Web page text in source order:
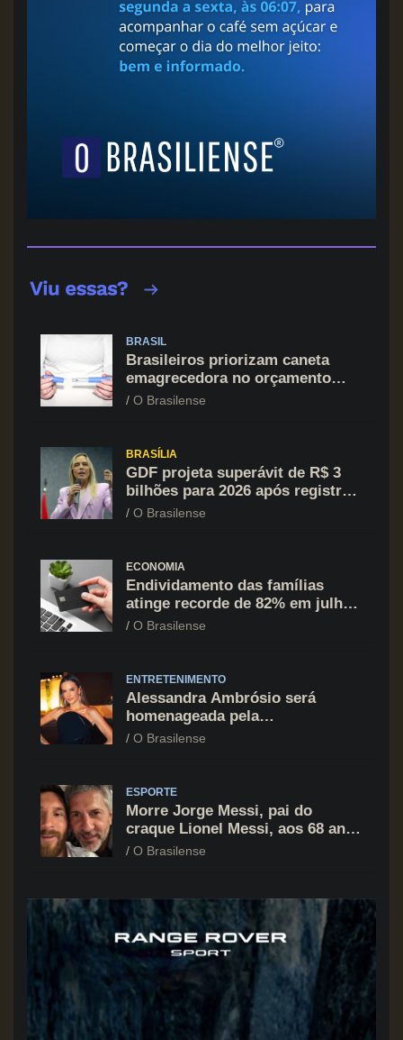
BRASIL
Brasileiros priorizam caneta
emagrecedora no orçamento
mesmo em situação de aperto
O Brasilense
BRASÍLIA
GDF projeta superávit de R$ 3
bilhões para 2026 após registrar
recuo no déficit
O Brasilense
ECONOMIA
Endividamento das famílias
atinge recorde de 82% em julho;
cartão de crédito segue como
O Brasilense
ENTRETENIMENTO
Alessandra Ambrósio será
homenageada pela
BrazilFoundation no New York
O Brasilense
ESPORTE
Morre Jorge Messi, pai do
craque Lionel Messi, aos 68 anos
na Argentina
O Brasilense